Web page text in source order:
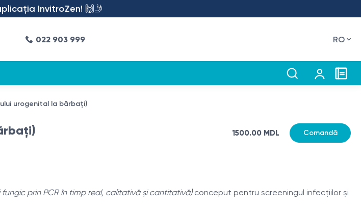
InvitroZen! 🙌🤳
022 903 999 RO
urogenital la bărbați)
1500.00 MDL Comandă
prin PCR în timp real, calitativă și cantitativă)conceput pentru screeningul infecțiilor și